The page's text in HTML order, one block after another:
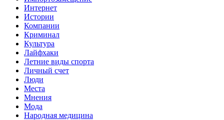
Интернет
Истории
Компании
Криминал
Культура
Лайфхаки
Летние виды спорта
Личный счет
Люди
Места
Мнения
Мода
Народная медицина